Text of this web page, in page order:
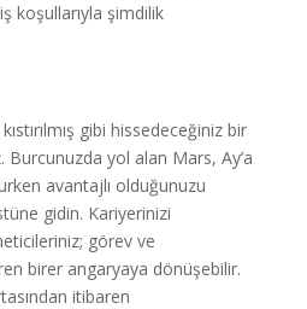
koşullarıyla şimdilik
gibi hissedeceğiniz bir
Burcunuzda yol alan Mars, Ay’a
avantajlı olduğunuzu
gidin. Kariyerinizi
görev ve
birer angaryaya dönüşebilir.
itibaren